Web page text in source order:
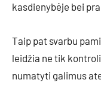
kasdienybėje bei
Taip pat svarbu
leidžia ne tik
numatyti galimus